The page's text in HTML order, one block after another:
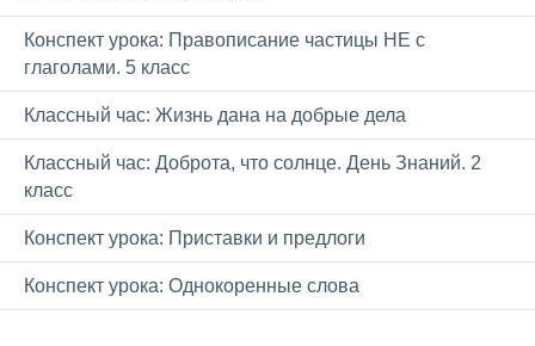
Конспект урока: Правописание частицы НЕ с
глаголами. 5 класс
Классный час: Жизнь дана на добрые дела
Классный час: Доброта, что солнце. День Знаний. 2
класс
Конспект урока: Приставки и предлоги
Конспект урока: Однокоренные слова